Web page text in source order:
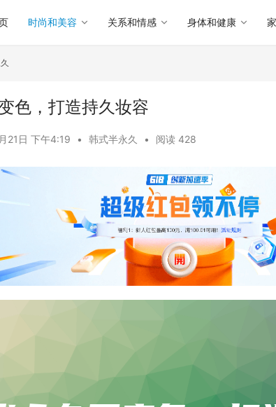
时尚和美容 关系和情感 身体和健康
色，打造持久妆容
21日 下午4:19 • 韩式半永久 • 阅读 428